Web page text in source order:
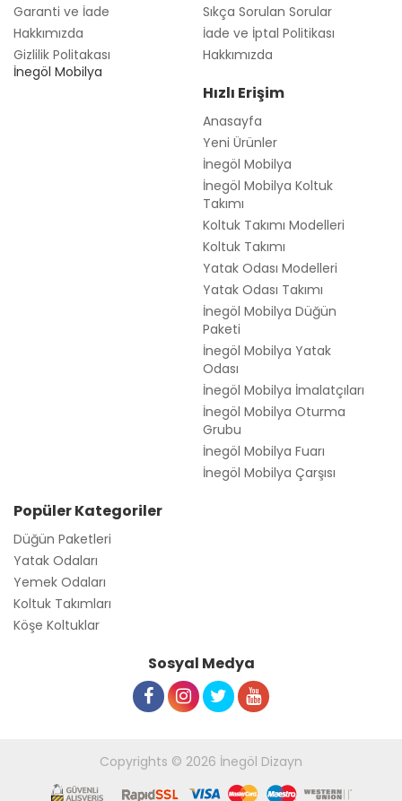
Garanti ve İade
Hakkımızda
Gizlilik Politakası
İnegöl Mobilya
Sıkça Sorulan Sorular
İade ve İptal Politikası
Hakkımızda
Hızlı Erişim
Anasayfa
Yeni Ürünler
İnegöl Mobilya
İnegöl Mobilya Koltuk
Takımı
Koltuk Takımı Modelleri
Koltuk Takımı
Yatak Odası Modelleri
Yatak Odası Takımı
İnegöl Mobilya Düğün
Paketi
İnegöl Mobilya Yatak
Odası
İnegöl Mobilya İmalatçıları
İnegöl Mobilya Oturma
Grubu
İnegöl Mobilya Fuarı
İnegöl Mobilya Çarşısı
Popüler Kategoriler
Düğün Paketleri
Yatak Odaları
Yemek Odaları
Koltuk Takımları
Köşe Koltuklar
Sosyal Medya
Copyrights © 2026 İnegöl Dizayn